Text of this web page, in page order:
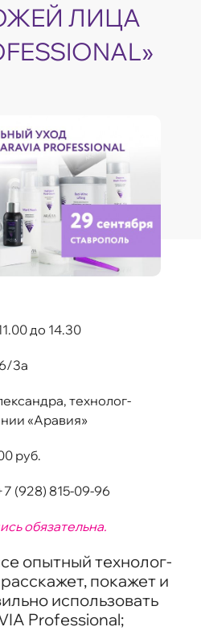
ЛИЦА
до 14.30
3а
технолог-
«Аравия»
руб.
(928) 815-09-96
обязательна.
опытный технолог-
покажет и
использовать
Professional;